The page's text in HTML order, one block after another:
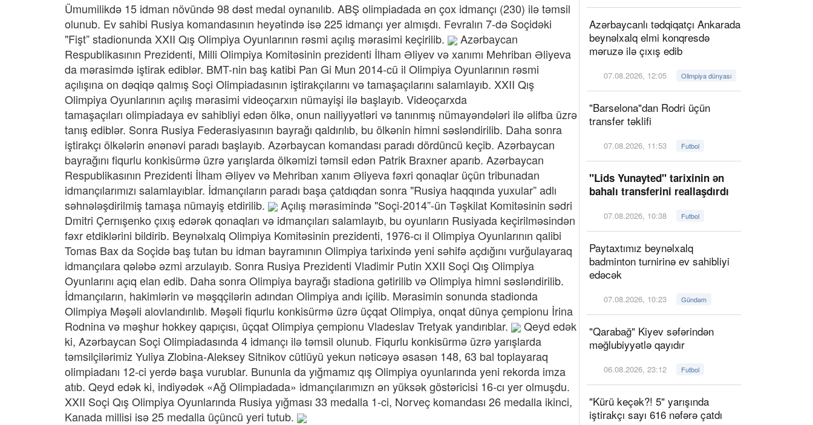
Ümumilikdə 15 idman növündə 98 dəst medal oynanılıb. ABŞ olimpiadada ən çox idmançı (230) ilə təmsil
olunub. Ev sahibi Rusiya komandasının heyətində isə 225 idmançı yer almışdı. Fevralın 7-də Soçidəki
"Fişt” stadionunda XXII Qış Olimpiya Oyunlarının rəsmi açılış mərasimi keçirilib.
Azərbaycan
Respublikasının Prezidenti, Milli Olimpiya Komitəsinin prezidenti İlham Əliyev və xanımı Mehriban Əliyeva
da mərasimdə iştirak ediblər. BMT-nin baş katibi Pan Gi Mun 2014-cü il Olimpiya Oyunlarının rəsmi
açılışına on dəqiqə qalmış Soçi Olimpiadasının iştirakçılarını və tamaşaçılarını salamlayıb. XXII Qış
Olimpiya Oyunlarının açılış mərasimi videoçarxın nümayişi ilə başlayıb. Videoçarxda
tamaşaçıları olimpiadaya ev sahibliyi edən ölkə, onun nailiyyətləri və tanınmış nümayəndələri ilə əlifba üzrə
tanış ediblər. Sonra Rusiya Federasiyasının bayrağı qaldırılıb, bu ölkənin himni səsləndirilib. Daha sonra
iştirakçı ölkələrin ənənəvi paradı başlayıb. Azərbaycan komandası paradı dördüncü keçib. Azərbaycan
bayrağını fiqurlu konkisürmə üzrə yarışlarda ölkəmizi təmsil edən Patrik Braxner aparıb. Azərbaycan
Respublikasının Prezidenti İlham Əliyev və Mehriban xanım Əliyeva fəxri qonaqlar üçün tribunadan
idmançılarımızı salamlayıblar. İdmançıların paradı başa çatdıqdan sonra "Rusiya haqqında yuxular” adlı
səhnələşdirilmiş tamaşa nümayiş etdirilib.
Açılış mərasimində "Soçi-2014”-ün Təşkilat Komitəsinin sədri
Dmitri Çernışenko çıxış edərək qonaqları və idmançıları salamlayıb, bu oyunların Rusiyada keçirilməsindən
fəxr etdiklərini bildirib. Beynəlxalq Olimpiya Komitəsinin prezidenti, 1976-cı il Olimpiya Oyunlarının qalibi
Tomas Bax da Soçidə baş tutan bu idman bayramının Olimpiya tarixində yeni səhifə açdığını vurğulayaraq
idmançılara qələbə əzmi arzulayıb. Sonra Rusiya Prezidenti Vladimir Putin XXII Soçi Qış Olimpiya
Oyunlarını açıq elan edib. Daha sonra Olimpiya bayrağı stadiona gətirilib və Olimpiya himni səsləndirilib.
İdmançıların, hakimlərin və məşqçilərin adından Olimpiya andı içilib. Mərasimin sonunda stadionda
Olimpiya Məşəli alovlandırılıb. Məşəli fiqurlu konkisürmə üzrə üçqat Olimpiya, onqat dünya çempionu İrina
Rodnina və məşhur hokkey qapıçısı, üçqat Olimpiya çempionu Vladeslav Tretyak yandırıblar.
Qeyd edək
ki, Azərbaycan Soçi Olimpiadasında 4 idmançı ilə təmsil olunub. Fiqurlu konkisürmə üzrə yarışlarda
təmsilçilərimiz Yuliya Zlobina-Aleksey Sitnikov cütlüyü yekun nəticəyə əsasən 148, 63 bal toplayaraq
olimpiadanı 12-ci yerdə başa vurublar. Bununla da yığmamız qış Olimpiya oyunlarında yeni rekorda imza
atıb. Qeyd edək ki, indiyədək «Ağ Olimpiadada» idmançılarımızn ən yüksək göstəricisi 16-cı yer olmuşdu.
XXII Soçi Qış Olimpiya Oyunlarında Rusiya yığması 33 medalla 1-ci, Norveç komandası 26 medalla ikinci,
Kanada millisi isə 25 medalla üçüncü yeri tutub.
Azərbaycanlı tədqiqatçı Ankarada
beynəlxalq elmi konqresdə
məruzə ilə çıxış edib
07.08.2026, 12:05 Olimpiya dünyası
"Barselona"dan Rodri üçün
transfer təklifi
07.08.2026, 11:53 Futbol
"Lids Yunayted" tarixinin ən
bahalı transferini reallaşdırdı
07.08.2026, 10:38 Futbol
Paytaxtımız beynəlxalq
badminton turnirinə ev sahibliyi
edəcək
07.08.2026, 10:23 Gündəm
"Qarabağ" Kiyev səfərindən
məğlubiyyətlə qayıdır
06.08.2026, 23:12 Futbol
"Kürü keçək?! 5" yarışında
iştirakçı sayı 616 nəfərə çatdı